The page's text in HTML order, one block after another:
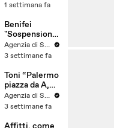
1 settimana fa
Benifei
"Sospensione
accordo Ue-
Israele
commerciale,
voto a
maggioranza"
Agenzia di Stampa ITALPRESS
3 settimane fa
Toni “Palermo
piazza da A,
può essere
l'anno buono”
Agenzia di Stampa ITALPRESS
3 settimane fa